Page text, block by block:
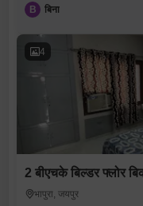
B बिना
4
2 बीएचके बिल्डर फ्लोर
भापुरा, जयपुर